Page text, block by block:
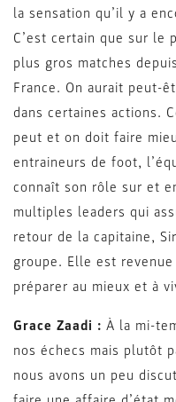
la sensation qu’il y a
C’est certain que sur le
plus gros matches
France. On aurait peut-
dans certaines actions.
peut et on doit faire
entraineurs de foot,
connaît son rôle sur et
multiples leaders qui
retour de la capitaine,
groupe. Elle est
préparer au mieux et à
Grace Zaadi : À la mi-
nos échecs mais plutôt
nous avons un peu